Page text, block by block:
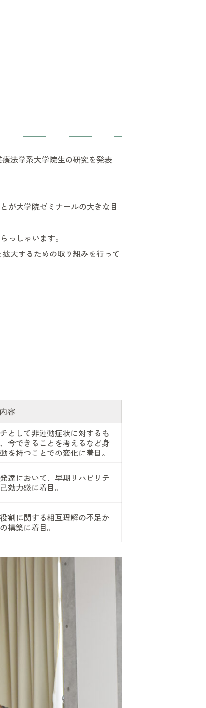
法学系大学院生の研究を発表
が大学院ゼミナールの大きな目
っしゃいます。
大するための取り組みを行って
容
として非運動症状に対するも
今できることを考えるなど身
を持つことでの変化に着目。
達において、早期リハビリテ
効力感に着目。
割に関する相互理解の不足か
構築に着目。